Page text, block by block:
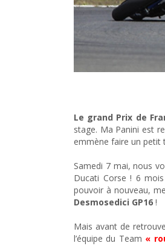
Le grand Prix de
stage. Ma Panini est
emmène faire un petit
Samedi 7 mai, nous
Ducati Corse ! 6
pouvoir à nouveau,
Desmosedici GP16 !
Mais avant de
l’équipe du Team «